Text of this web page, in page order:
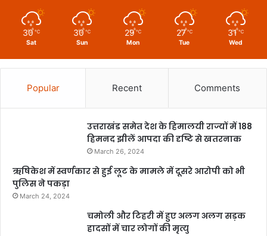
30 ℃
Sat
30 ℃
Sun
29 ℃
Mon
27 ℃
Tue
31 ℃
Wed
Popular Recent Comments
उत्तराखंड समेत देश के हिमालयी राज्यों में 188
हिमनद झीलें आपदा की दृष्टि से खतरनाक
March 26, 2024
ऋषिकेश में स्वर्णकार से हुई लूट के मामले में दूसरे आरोपी को भी
पुलिस ने पकड़ा
March 24, 2024
चमोली और टिहरी में हुए अलग अलग सड़क
हादसों में चार लोगों की मृत्यु